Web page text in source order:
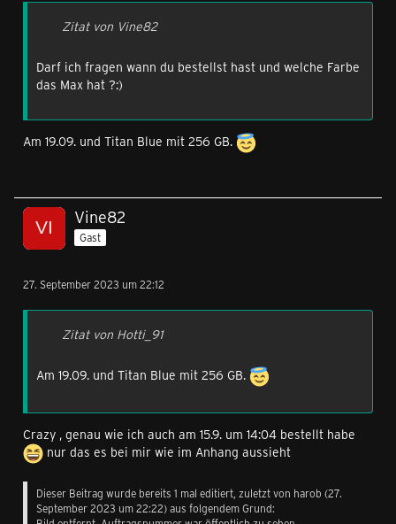
Zitat von Vine82
Darf ich fragen wann du bestellst hast und welche Farbe
das Max hat ?:)
Am 19.09. und Titan Blue mit 256 GB.
Vine82
Gast
27. September 2023 um 22:12
Zitat von Hotti_91
Am 19.09. und Titan Blue mit 256 GB.
Crazy , genau wie ich auch am 15.9. um 14:04 bestellt habe
nur das es bei mir wie im Anhang aussieht
Dieser Beitrag wurde bereits 1 mal editiert, zuletzt von harob (27.
September 2023 um 22:22) aus folgendem Grund: